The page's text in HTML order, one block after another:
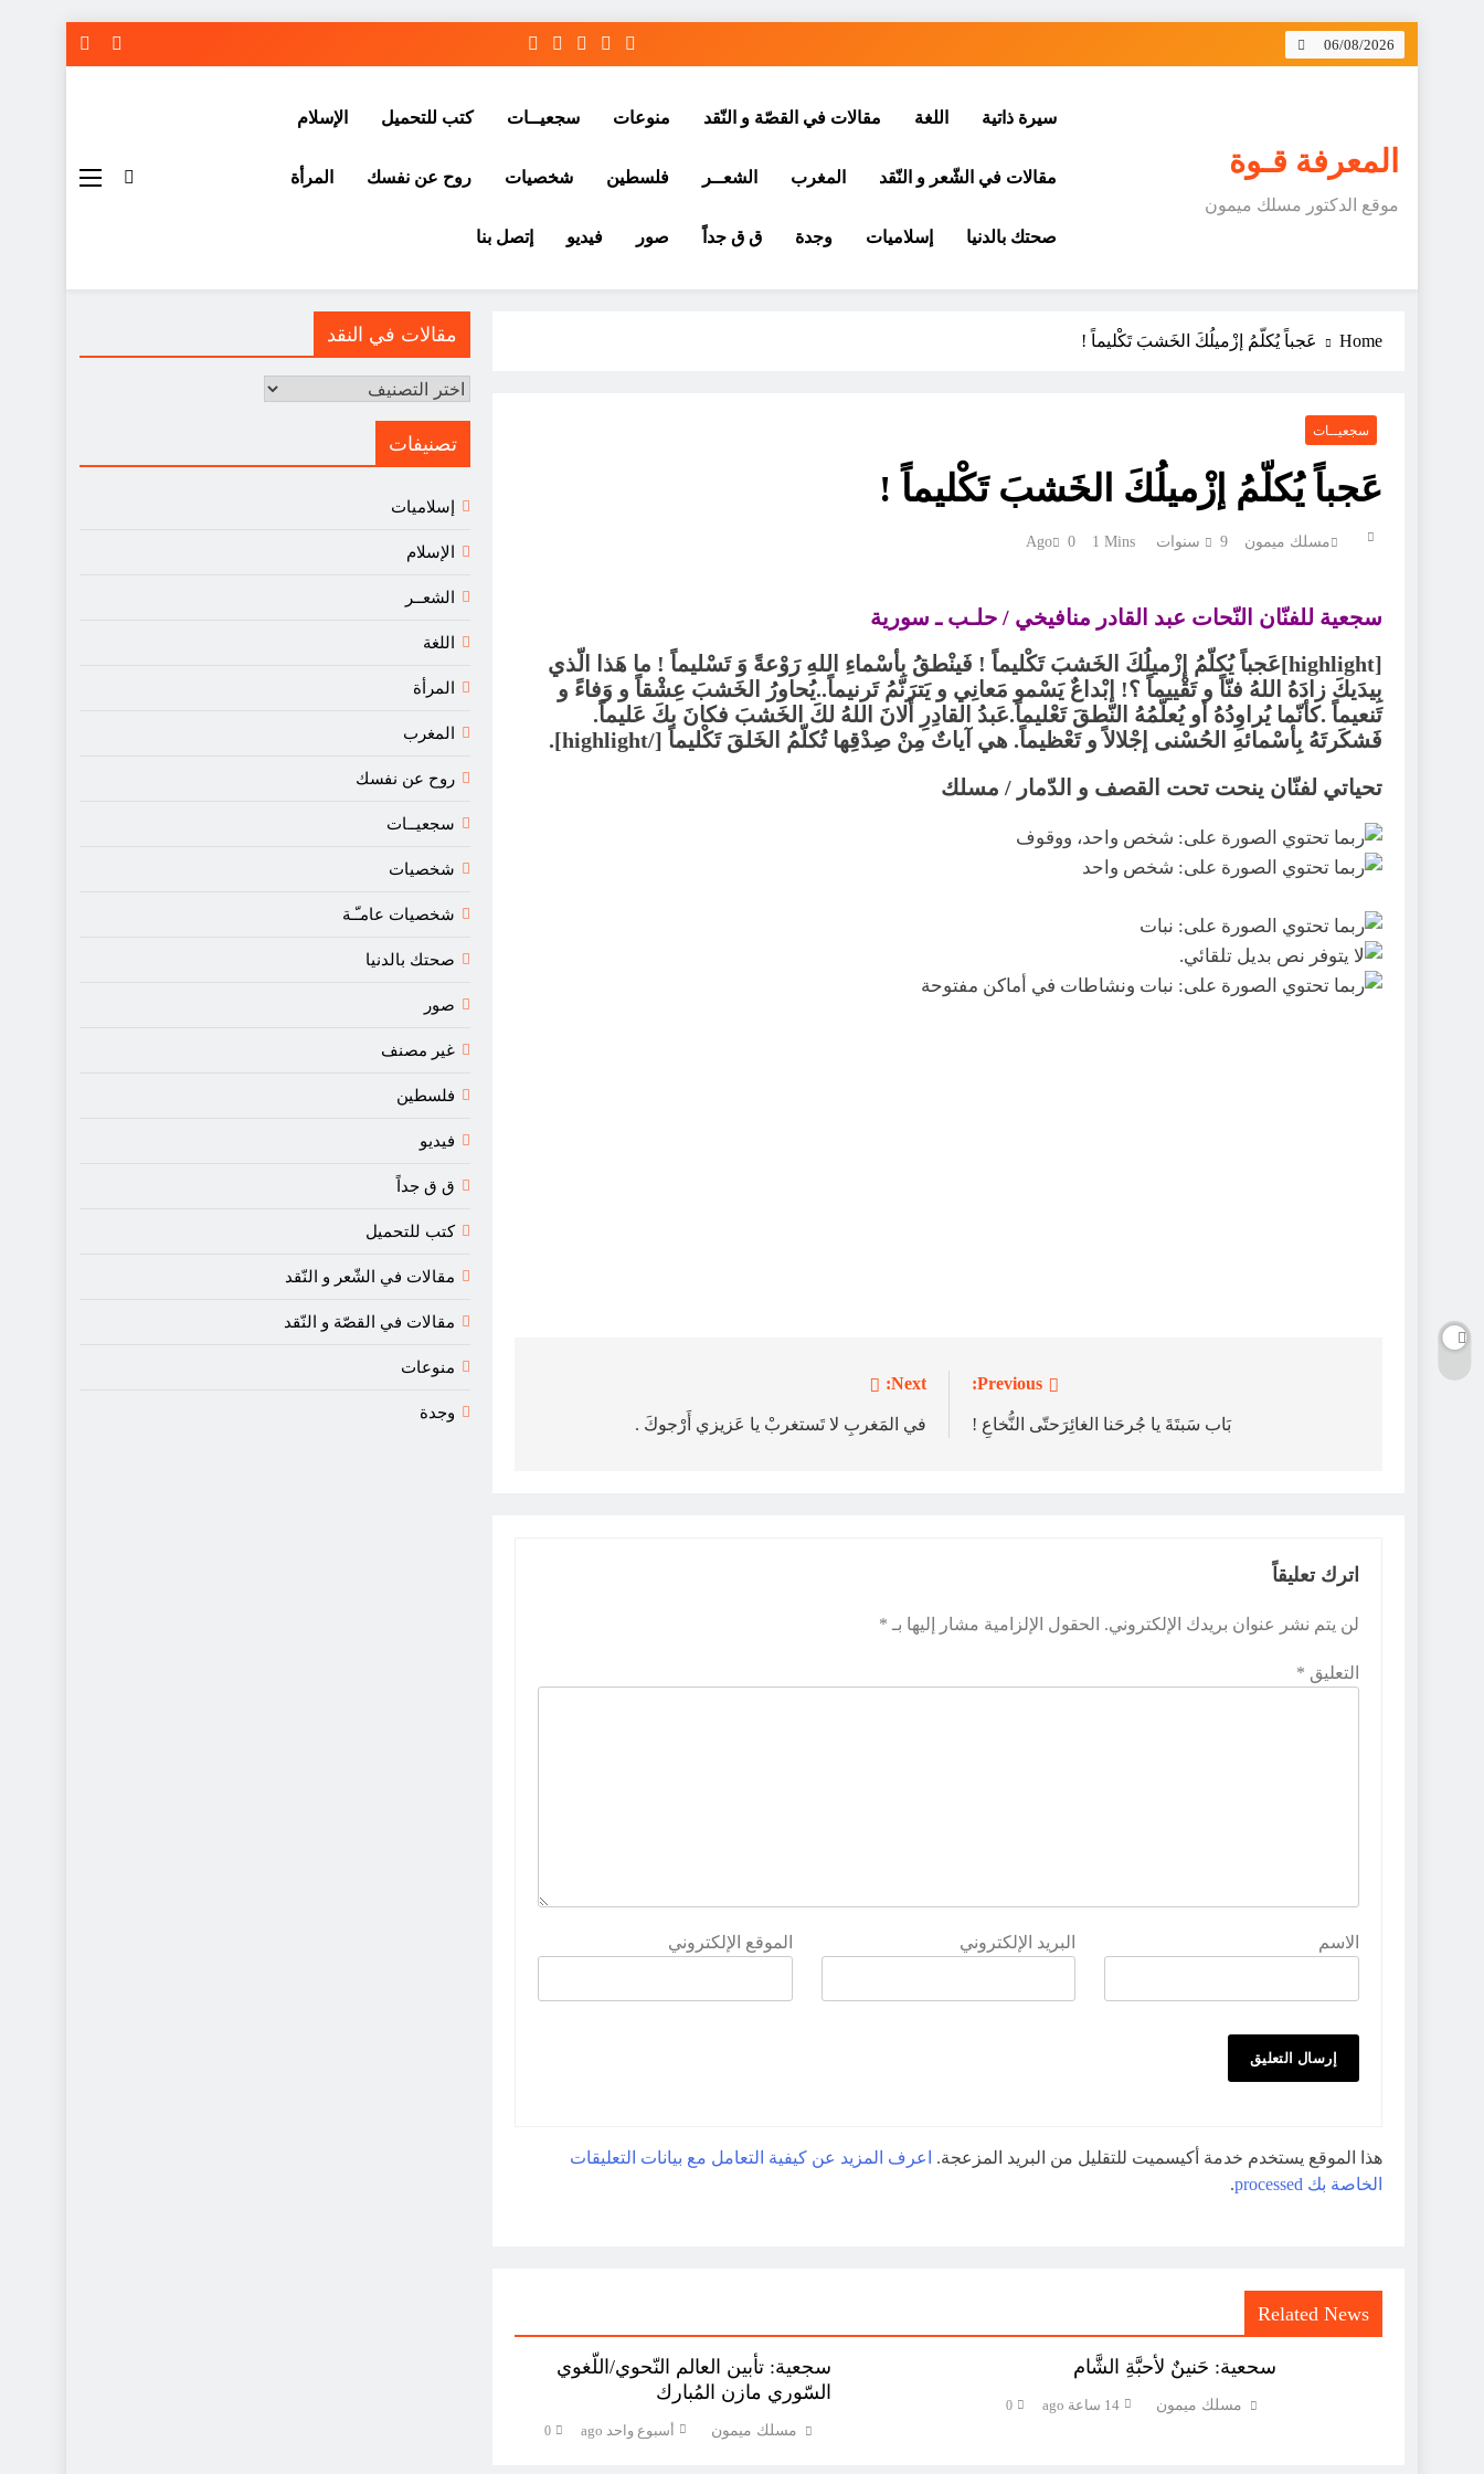
Skip
06/08/2026
المعرفة قـوة
موقع الدكتور مسلك ميمون
سيرة ذاتية اللغة مقالات في القصّة و النّقد منوعات سجعيــات كتب للتحميل الإسلام
مقالات في الشّعر و النّقد المغرب الشعــر فلسطين شخصيات روح عن نفسك المرأة
صحتك بالدنيا إسلاميات وجدة ق ق جداً صور فيديو إتصل بنا
Home عَجباً يُكلّمُ إزْميلُكَ الخَشبَ تَكْليماً !
سجعيــات
عَجباً يُكلّمُ إزْميلُكَ الخَشبَ تَكْليماً !
مسلك ميمون 9 سنوات Ago 0 1 Mins
سجعية للفنّان النّحات عبد القادر منافيخي / حلـب ـ سورية
[highlight]عَجباً يُكلّمُ إزْميلُكَ الخَشبَ تَكْليماً ! فَينْطقُ بِأسْماءِ اللهِ رَوْعةً وَ تَسْليماً ! ما هَذا الّذي
بِيدَيكَ زادَهُ اللهُ فنّاً و تَقْييماً ؟! إبْداعٌ يَسْمو مَعانِي و يَترَنّمُ تَرنيماً..يُحاورُ الخَشبَ عِشْقاً و وَفاءً و
تَنعيماً .كأنّما يُراوِدُهُ أو يُعلّمُهُ النّطقَ تَعْليماً.عَبدُ القادِرِ أَلانَ اللهُ لكَ الخَشبَ فكانَ بكَ عَليماً.
فَشكَرتَهُ بِأسْمائهِ الحُسْنى إجْلالاً و تَعْظيماً. هي آياتٌ مِنْ صِدْقِها تُكلّمُ الخَلقَ تَكْليماً [/highlight].
تحياتي لفنّان ينحت تحت القصف و الدّمار / مسلك
Previous:
بَاب سَبتَةَ يا جُرحَنا الغائِرَحتّى النُّخاعِ !
Next:
في المَغربِ لا تَستغربْ يا عَزيزي أَرْجوكَ .
اترك تعليقاً
لن يتم نشر عنوان بريدك الإلكتروني. الحقول الإلزامية مشار إليها بـ *
التعليق *
الاسم البريد الإلكتروني الموقع الإلكتروني
هذا الموقع يستخدم خدمة أكيسميت للتقليل من البريد المزعجة.
اعرف المزيد عن كيفية التعامل مع بيانات التعليقات
الخاصة بك processed
.
Related News
سحعية: حَنينٌ لأحبَّةِ الشَّام
مسلك ميمون 14 ساعة ago 0
سجعية: تأبين العالم النّحوي/اللّغوي
السّوري مازن المُبارك
مسلك ميمون أسبوع واحد ago 0
مقالات في النقد
مقالات
النقد
تصنيفات
إسلاميات
الإسلام
الشعــر
اللغة
المرأة
المغرب
روح عن نفسك
سجعيــات
شخصيات
شخصيات عامـّـة
صحتك بالدنيا
صور
غير مصنف
فلسطين
فيديو
ق ق جداً
كتب للتحميل
مقالات في الشّعر و النّقد
مقالات في القصّة و النّقد
منوعات
وجدة